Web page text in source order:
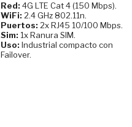
Red: 4G LTE Cat 4 (150 Mbps).
WiFi: 2.4 GHz 802.11n.
Puertos: 2x RJ45 10/100 Mbps.
Sim: 1x Ranura SIM.
Uso: Industrial compacto con
Failover.